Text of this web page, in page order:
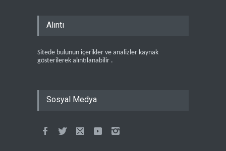
Alıntı
Sitede bulunun içerikler ve analizler kaynak
gösterilerek alıntılanabilir .
Sosyal Medya